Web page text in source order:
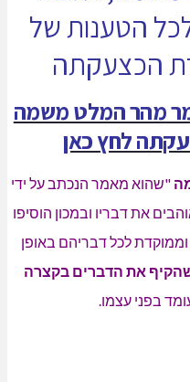
של
המלט משמה
כאן
מאמר הנכתב על ידי
ובמכון הוסיפו
דבריהם באופן
הדברים בקצרה
עצמו.